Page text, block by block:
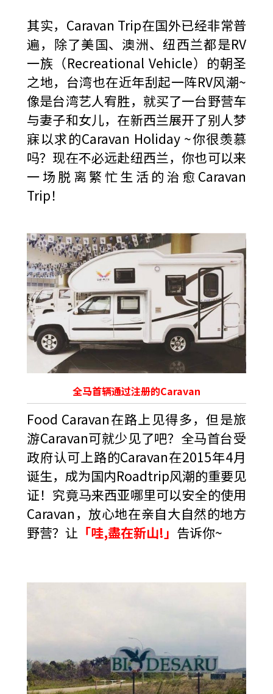
其实，Caravan Trip在国外已经非常普
遍，除了美国、澳洲、纽西兰都是RV
一族（Recreational Vehicle）的朝圣
之地，台湾也在近年刮起一阵RV风潮~
像是台湾艺人宥胜，就买了一台野营车
与妻子和女儿，在新西兰展开了别人梦
寐以求的Caravan Holiday ~你很羡慕
吗？现在不必远赴纽西兰，你也可以来
一场脱离繁忙生活的治愈Caravan
Trip！
全马首辆通过注册的Caravan
Food Caravan在路上见得多，但是旅
游Caravan可就少见了吧？全马首台受
政府认可上路的Caravan在2015年4月
诞生，成为国内Roadtrip风潮的重要见
证！究竟马来西亚哪里可以安全的使用
Caravan，放心地在亲自大自然的地方
野营？让 「哇,盡在新山!」 告诉你~